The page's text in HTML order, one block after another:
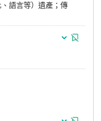
語言等）遺產；傳